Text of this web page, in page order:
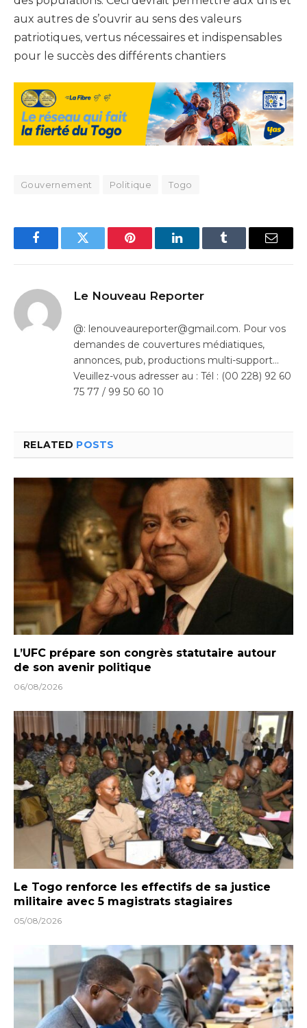
aux autres de s’ouvrir au sens des valeurs
patriotiques, vertus nécessaires et indispensables
pour le succès des différents chantiers
Gouvernement Politique Togo
FacebookTwitter Pinterest LinkedInTumblr Email
Le Nouveau Reporter
@: lenouveaureporter@gmail.com. Pour vos
demandes de couvertures médiatiques,
annonces, pub, productions multi-support…
Veuillez-vous adresser au : Tél : (00 228) 92 60
75 77 / 99 50 60 10
RELATED POSTS
L’UFC prépare son congrès statutaire autour
de son avenir politique
06/08/2026
Le Togo renforce les effectifs de sa justice
militaire avec 5 magistrats stagiaires
05/08/2026